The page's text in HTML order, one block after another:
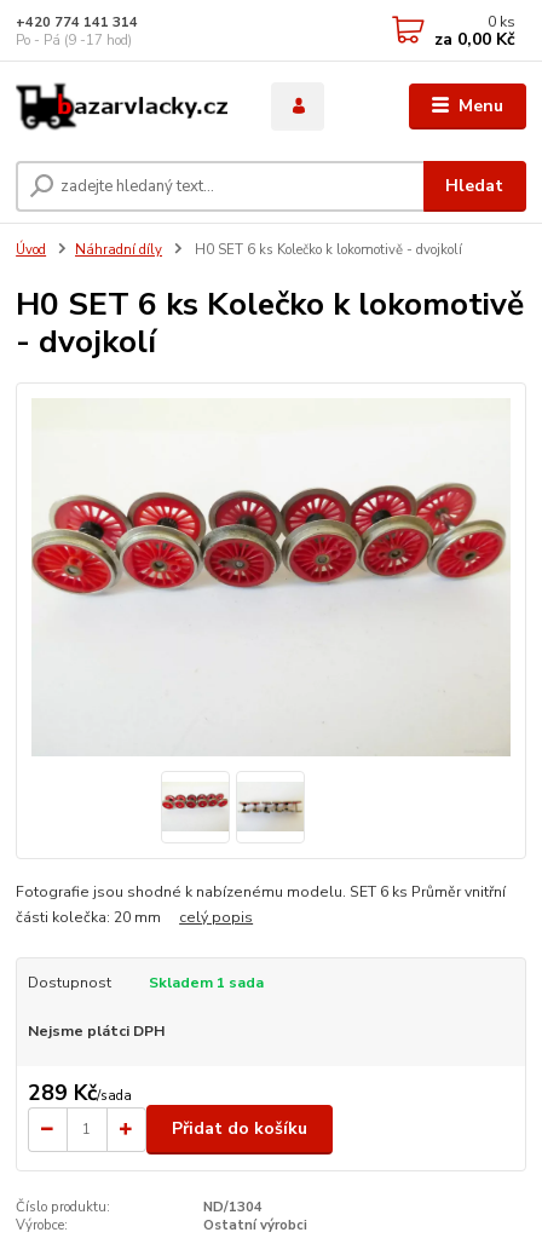
Menu
Hledat
+420 774 141 314
Po - Pá (9 -17 hod)
0 ks
za 0,00 Kč
Úvod Náhradní díly H0 SET 6 ks Kolečko k lokomotivě - dvojkolí
H0 SET 6 ks Kolečko k lokomotivě
- dvojkolí
Fotografie jsou shodné k nabízenému modelu. SET 6 ks Průměr vnitřní
části kolečka: 20 mm celý popis
Dostupnost Skladem 1 sada
Nejsme plátci DPH
289 Kč/sada
Přidat do košíku
Číslo produktu:
ND/1304
Výrobce:
Ostatní výrobci